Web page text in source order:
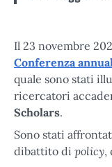
Il 23 novembre
Conferenza
quale sono stati
ricercatori
Scholars.
Sono stati
dibattito di policy,